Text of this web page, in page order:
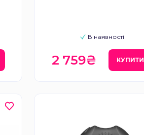
В наявності
2 759₴ КУПИТИ